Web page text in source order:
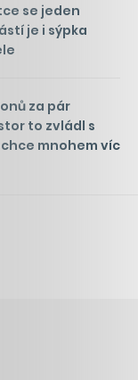
se jeden
je i sýpka
za pár
to zvládl s
mnohem víc